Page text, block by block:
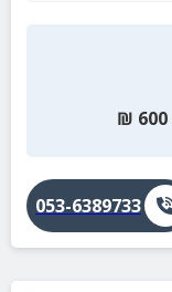
600
₪
053-6389733